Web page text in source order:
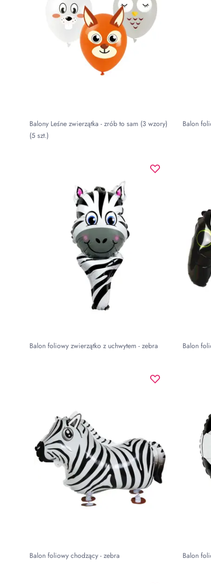
Balony Leśne zwierzątka - zrób to sam (3 wzory)
(5 szt.)
Balon
Balon foliowy zwierzątko z uchwytem - zebra Balon
Balon foliowy chodzący - zebra Balon